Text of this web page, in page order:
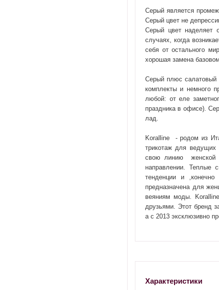
Серый является
Серый цвет не
Серый цвет наделяет
случаях, когда
себя от остального
хорошая замена
Серый плюс салатовый
комплекты и немного
любой: от еле
праздника в офисе).
лад.
Koralline - родом из
трикотаж для
свою линию
направлении. Теплые
тенденции и ,конечно
предназначена для
веяниям моды.
друзьями. Этот бренд
а с 2013 эксклюзивно
Характеристики